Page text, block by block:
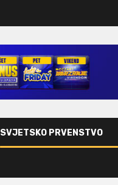
SVJETSKO PRVENSTVO